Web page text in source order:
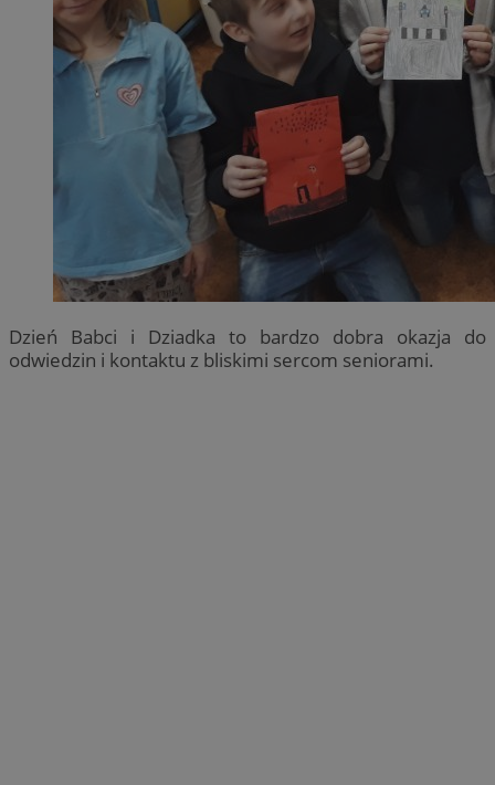
Dzień Babci i Dziadka to bardzo dobra okazja do
odwiedzin i kontaktu z bliskimi sercom seniorami.